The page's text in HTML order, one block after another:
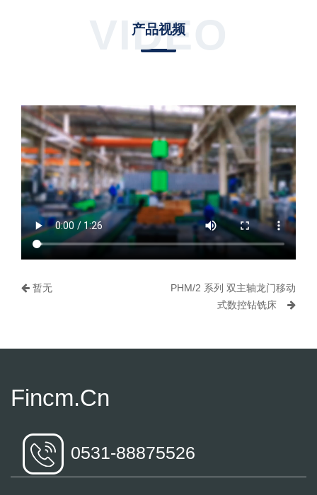
VIDEO
产品视频
暂无
PHM/2 系列 双主轴龙门移动
式数控钻铣床
Fincm.cn
0531-88875526